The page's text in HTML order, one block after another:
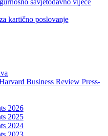
kartično poslovanje
Business Review Press-
2026
2025
2024
2023